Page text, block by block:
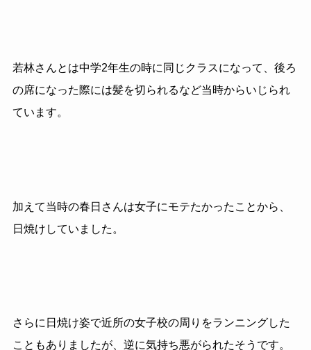
若林さんとは中学2年生の時に同じクラスになって、後ろ
の席になった際には髪を切られるなど当時からいじられ
ています。
加えて当時の春日さんは女子にモテたかったことから、
日焼けしていました。
さらに日焼け姿で近所の女子校の周りをランニングした
こともありましたが、逆に気持ち悪がられたそうです。